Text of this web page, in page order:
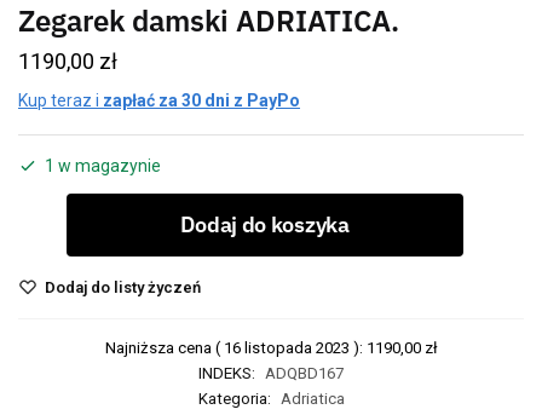
Zegarek damski ADRIATICA.
1190,00 zł
Kup teraz i zapłać za 30 dni z PayPo
1 w magazynie
Dodaj do koszyka
Dodaj do listy życzeń
Najniższa cena (16 listopada 2023 ): 1190,00 zł
INDEKS: ADQBD167
Kategoria: Adriatica